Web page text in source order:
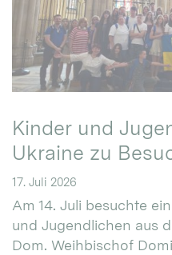
Kinder und
Ukraine zu
17. Juli 2026
Am 14. Juli besuchte
und Jugendlichen aus
Dom. Weihbischof